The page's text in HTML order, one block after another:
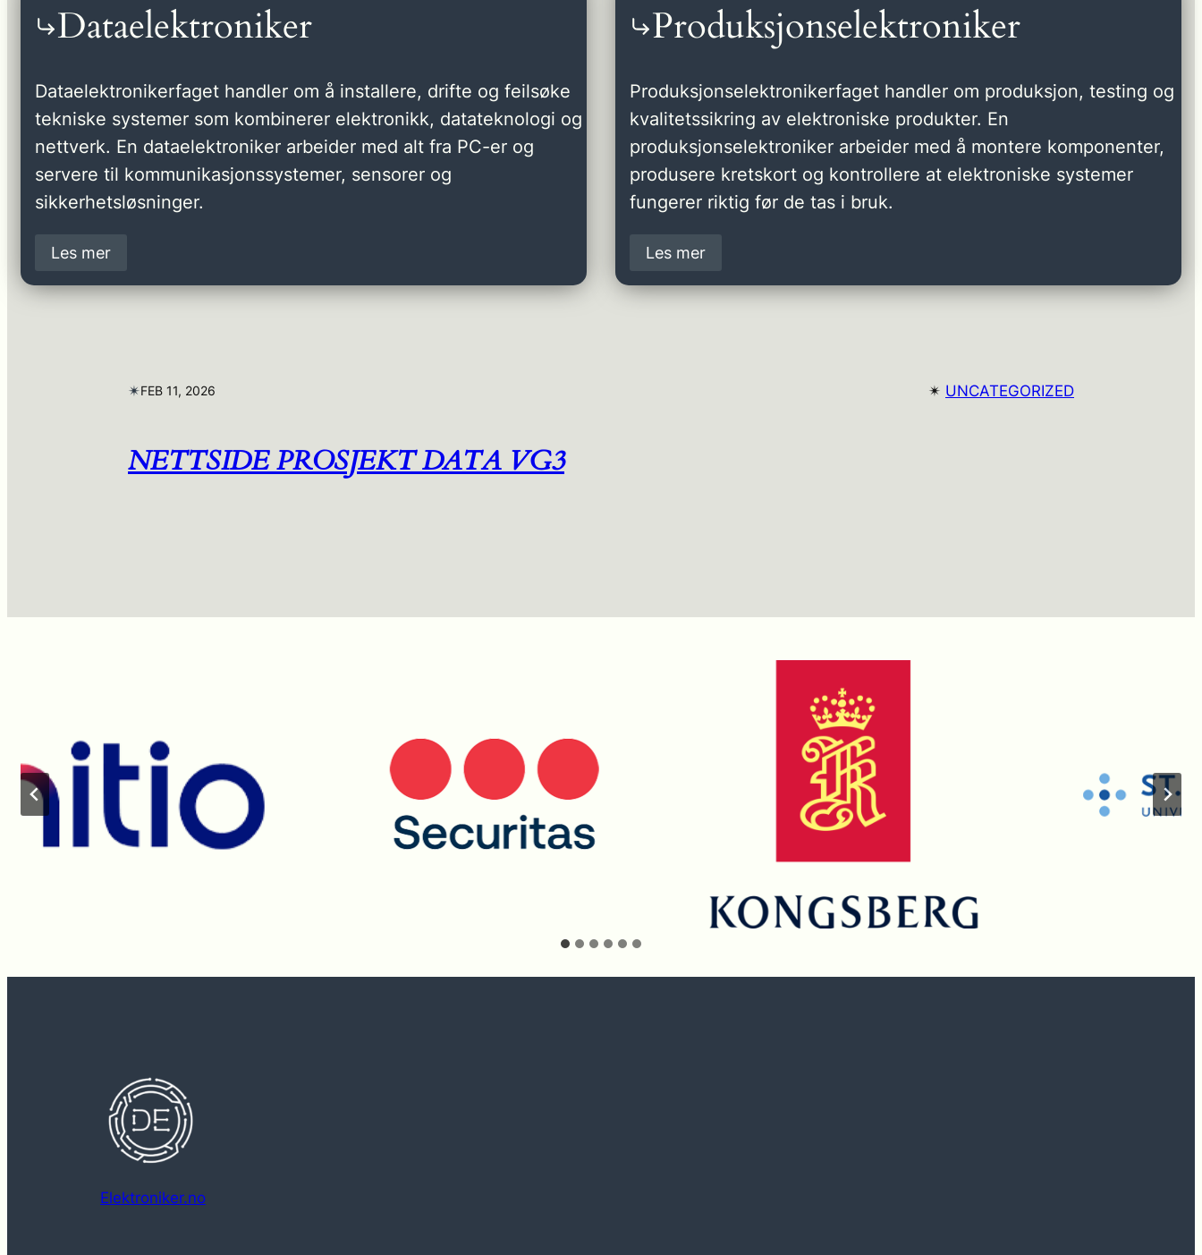
Dataelektroniker
Dataelektronikerfaget handler om å installere, drifte og feilsøke
tekniske systemer som kombinerer elektronikk, datateknologi og
nettverk. En dataelektroniker arbeider med alt fra PC-er og
servere til kommunikasjonssystemer, sensorer og
sikkerhetsløsninger.
Les mer
Produksjonselektroniker
Produksjonselektronikerfaget handler om produksjon, testing og
kvalitetssikring av elektroniske produkter. En
produksjonselektroniker arbeider med å montere komponenter,
produsere kretskort og kontrollere at elektroniske systemer
fungerer riktig før de tas i bruk.
Les mer
✴︎FEB 11, 2026 ✴︎ UNCATEGORIZED
NETTSIDE PROSJEKT DATA VG3
Elektroniker.no